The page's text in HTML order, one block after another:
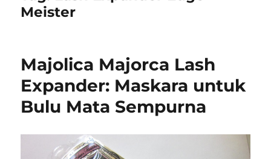
Meister
Majolica Majorca Lash
Expander: Maskara untuk
Bulu Mata Sempurna